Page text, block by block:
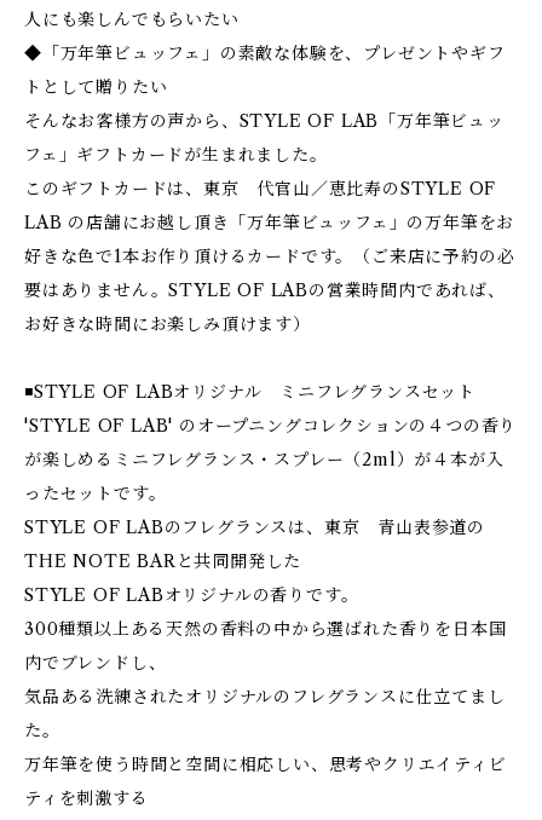
人にも楽しんでもらいたい
◆「万年筆ビュッフェ」の素敵な体験を、プレゼントやギフ
トとして贈りたい
そんなお客様方の声から、STYLE OF LAB「万年筆ビュッ
フェ」ギフトカードが生まれました。
このギフトカードは、東京 代官山／恵比寿のSTYLE OF
LAB の店舗にお越し頂き「万年筆ビュッフェ」の万年筆をお
好きな色で1本お作り頂けるカードです。（ご来店に予約の必
要はありません。STYLE OF LABの営業時間内であれば、
お好きな時間にお楽しみ頂けます）
◾️STYLE OF LABオリジナル ミニフレグランスセット
'STYLE OF LAB' のオープニングコレクションの４つの香り
が楽しめるミニフレグランス・スプレー（2ml）が４本が入
ったセットです。
STYLE OF LABのフレグランスは、東京 青山表参道の
THE NOTE BARと共同開発した
STYLE OF LABオリジナルの香りです。
300種類以上ある天然の香料の中から選ばれた香りを日本国
内でブレンドし、
気品ある洗練されたオリジナルのフレグランスに仕立てまし
た。
万年筆を使う時間と空間に相応しい、思考やクリエイティビ
ティを刺激する